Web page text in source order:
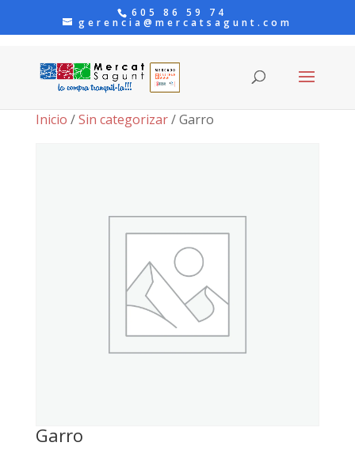
605 86 59 74
gerencia@mercatsagunt.com
Inicio /Sin categorizar/ Garro
Garro